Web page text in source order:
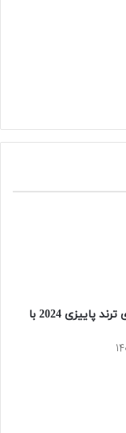
آرایش های ترند پاییزی 2024 با